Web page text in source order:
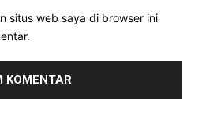
situs web saya di browser ini